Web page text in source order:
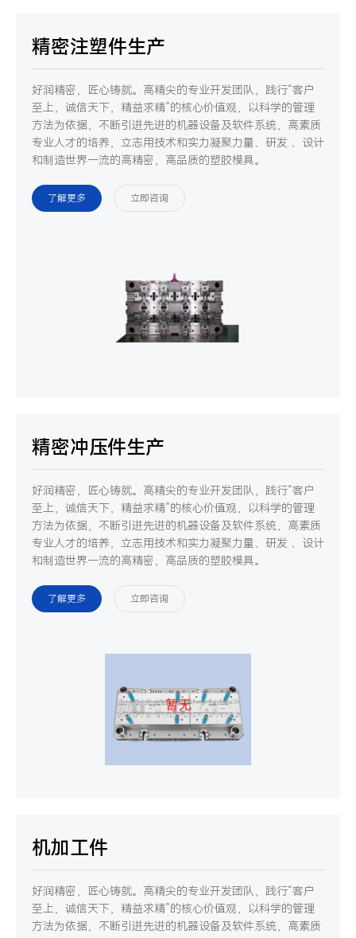
精密注塑件生产
好润精密，匠心铸就。高精尖的专业开发团队，践行“客户
至上，诚信天下，精益求精”的核心价值观，以科学的管理
方法为依据，不断引进先进的机器设备及软件系统，高素质
专业人才的培养，立志用技术和实力凝聚力量、研发 、设计
和制造世界一流的高精密，高品质的塑胶模具。
了解更多 立即咨询
精密冲压件生产
好润精密，匠心铸就。高精尖的专业开发团队，践行“客户
至上，诚信天下，精益求精”的核心价值观，以科学的管理
方法为依据，不断引进先进的机器设备及软件系统，高素质
专业人才的培养，立志用技术和实力凝聚力量、研发 、设计
和制造世界一流的高精密，高品质的塑胶模具。
了解更多 立即咨询
机加工件
好润精密，匠心铸就。高精尖的专业开发团队，践行“客户
至上，诚信天下，精益求精”的核心价值观，以科学的管理
方法为依据，不断引进先进的机器设备及软件系统，高素质